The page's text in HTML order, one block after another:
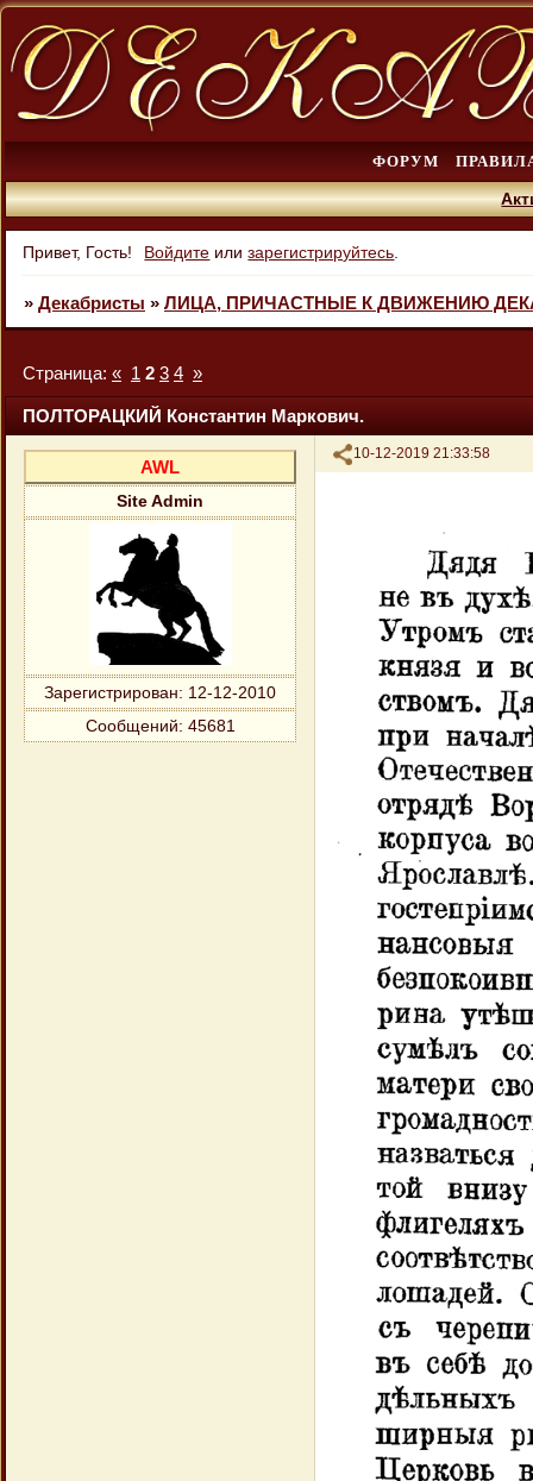
ФОРУМ
Привет, Гость! Войдите илизарегистрируйтесь
» Декабристы » ЛИЦА, ПРИЧАСТНЫЕ К ДВИЖЕНИЮ
ПОЛТОРАЦКИЙ Константин Маркович.
Страница: « 1 2 3 4 »
Поделиться
10-12-2019 21:33:58
AWL
Site Admin
Зарегистрирован: 12-12-2010
Сообщений: 45681